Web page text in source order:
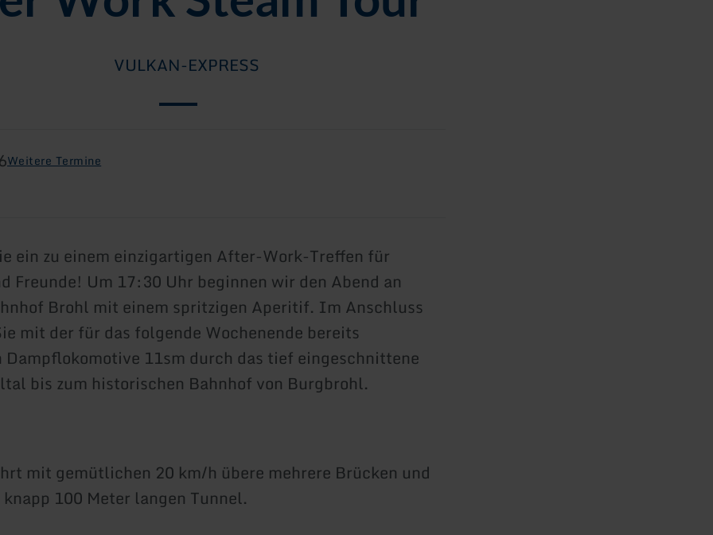
VULKAN-EXPRESS
Weitere Termine
ein zu einem einzigartigen After-Work-Treffen für
Freunde! Um 17:30 Uhr beginnen wir den Abend an
Brohl mit einem spritzigen Aperitif. Im Anschluss
mit der für das folgende Wochenende bereits
Dampflokomotive 11sm durch das tief eingeschnittene
bis zum historischen Bahnhof von Burgbrohl.
mit gemütlichen 20 km/h übere mehrere Brücken und
100 Meter langen Tunnel.